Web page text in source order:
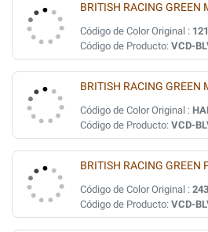
BRITISH RACING GREEN
Código de Color Original :
Código de Producto: VCD-
BRITISH RACING GREEN
Código de Color Original :
Código de Producto: VCD-
BRITISH RACING GREEN
Código de Color Original :
Código de Producto: VCD-